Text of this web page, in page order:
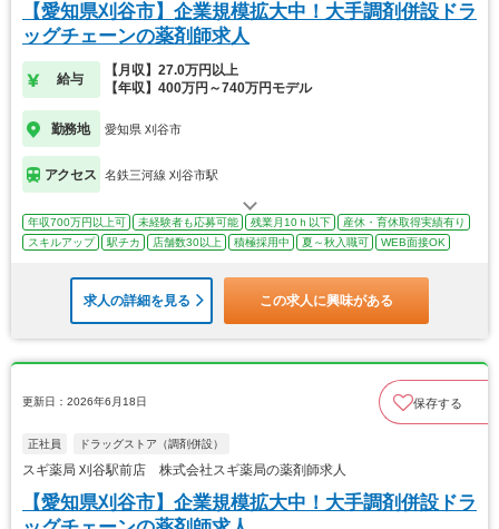
【愛知県刈谷市】企業規模拡大中！大手調剤併設ドラ
ッグチェーンの薬剤師求人
給与
【月収】27.0万円以上
【年収】400万円～740万円モデル
勤務地 愛知県 刈谷市
アクセス 名鉄三河線 刈谷市駅
年収700万円以上可 未経験者も応募可能 残業月10ｈ以下
産休・育休取得実績有り
スキルアップ
駅チカ 店舗数30以上 積極採用中 夏～秋入職可 WEB面接OK
求人の詳細を見る この求人に興味がある
更新日：2026年6月18日 保存する
正社員 ドラッグストア（調剤併設）
スギ薬局 刈谷駅前店 株式会社スギ薬局の薬剤師求人
【愛知県刈谷市】企業規模拡大中！大手調剤併設ドラ